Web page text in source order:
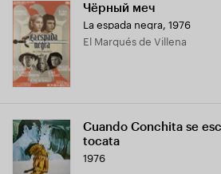
Чёрный меч
La espada negra, 1976
El Marqués de Villena
Cuando Conchita se
tocata
1976